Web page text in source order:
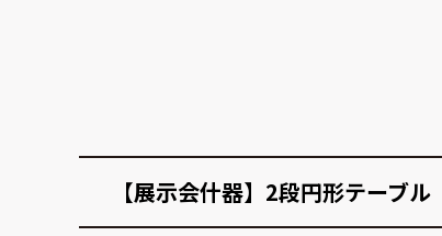
【展示会什器】2段円形テーブル